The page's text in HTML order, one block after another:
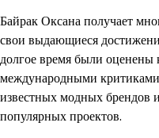
Байрак Оксана получает
свои выдающиеся
долгое время были оценены
международными
известных модных брендов
популярных проектов.